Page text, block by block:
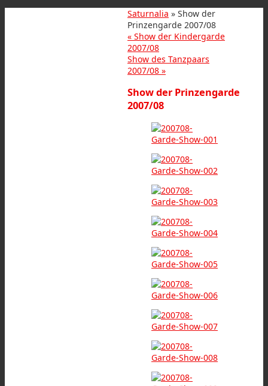
Saturnalia » Show der
Prinzengarde 2007/08
« Show der Kindergarde
2007/08
Show des Tanzpaars
2007/08 »
Show der Prinzengarde
2007/08